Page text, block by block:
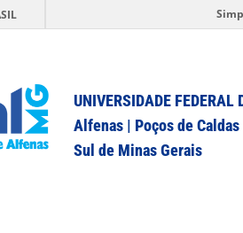
UNIVERSIDADE FEDERAL
Alfenas | Poços de
Sul de Minas Gerais